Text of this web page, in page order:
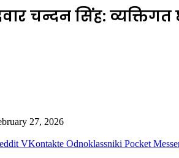
चन्दन सिंह: व्यक्तिगत
27, 2026
VKontakte Odnoklassniki Pocket